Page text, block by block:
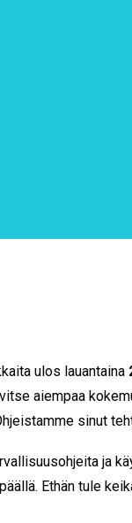
ulos lauantaina
aiempaa
sinut
ja
Ethän tule